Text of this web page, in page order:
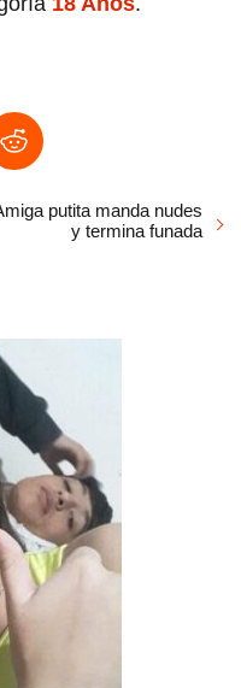
putita manda nudes
y termina funada